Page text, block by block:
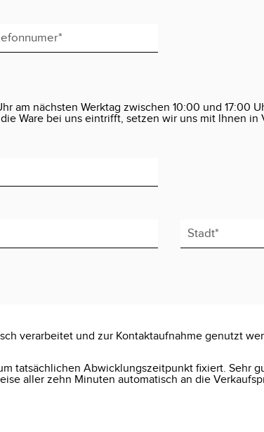
am nächsten Werktag zwischen 10:00 und 17:00
Ware bei uns eintrifft, setzen wir uns mit lhnen in
verarbeitet und zur Kontaktaufnahme genutzt
tatsächlichen Abwicklungszeitpunkt fixiert. Sehr
aller zehn Minuten automatisch an die